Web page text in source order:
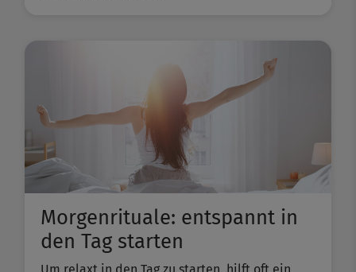
Morgenrituale: entspannt in
den Tag starten
Um relaxt in den Tag zu starten, hilft oft ein